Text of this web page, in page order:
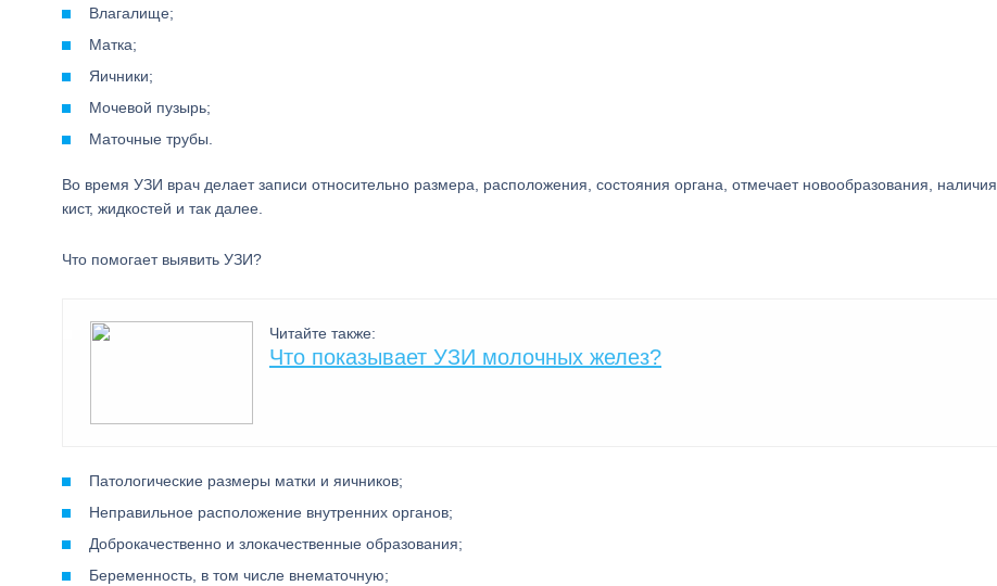
Влагалище;
Матка;
Яичники;
Мочевой пузырь;
Маточные трубы.
Во время УЗИ врач делает записи относительно размера, расположения, состояния органа, отмечает новообразования, наличия
кист, жидкостей и так далее.
Что помогает выявить УЗИ?
Читайте также:
Что показывает УЗИ молочных желез?
Патологические размеры матки и яичников;
Неправильное расположение внутренних органов;
Доброкачественно и злокачественные образования;
Беременность, в том числе внематочную;